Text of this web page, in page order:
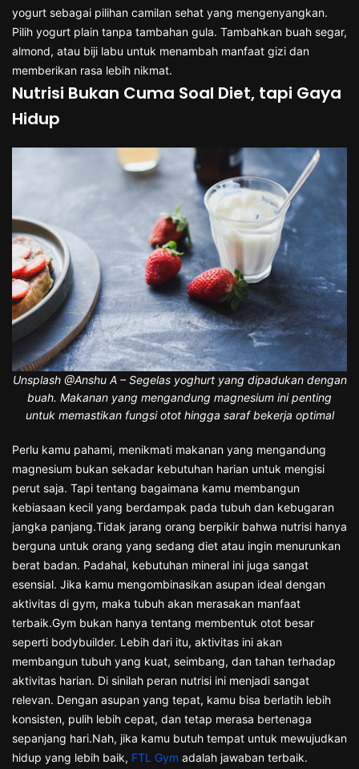
yogurt sebagai pilihan camilan sehat yang mengenyangkan.
Pilih yogurt plain tanpa tambahan gula. Tambahkan buah segar,
almond, atau biji labu untuk menambah manfaat gizi dan
memberikan rasa lebih nikmat.
Nutrisi Bukan Cuma Soal Diet, tapi Gaya
Hidup
Unsplash @Anshu A – Segelas yoghurt yang dipadukan dengan
buah. Makanan yang mengandung magnesium ini penting
untuk memastikan fungsi otot hingga saraf bekerja optimal
Perlu kamu pahami, menikmati makanan yang mengandung
magnesium bukan sekadar kebutuhan harian untuk mengisi
perut saja. Tapi tentang bagaimana kamu membangun
kebiasaan kecil yang berdampak pada tubuh dan kebugaran
jangka panjang.Tidak jarang orang berpikir bahwa nutrisi hanya
berguna untuk orang yang sedang diet atau ingin menurunkan
berat badan. Padahal, kebutuhan mineral ini juga sangat
esensial. Jika kamu mengombinasikan asupan ideal dengan
aktivitas di gym, maka tubuh akan merasakan manfaat
terbaik.Gym bukan hanya tentang membentuk otot besar
seperti bodybuilder. Lebih dari itu, aktivitas ini akan
membangun tubuh yang kuat, seimbang, dan tahan terhadap
aktivitas harian. Di sinilah peran nutrisi ini menjadi sangat
relevan. Dengan asupan yang tepat, kamu bisa berlatih lebih
konsisten, pulih lebih cepat, dan tetap merasa bertenaga
sepanjang hari.Nah, jika kamu butuh tempat untuk mewujudkan
hidup yang lebih baik, FTL Gym adalah jawaban terbaik.